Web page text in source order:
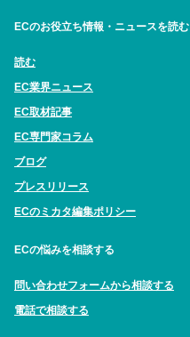
ECのお役立ち情報・ニュースを読む
読む
EC業界ニュース
EC取材記事
EC専門家コラム
ブログ
プレスリリース
ECのミカタ編集ポリシー
ECの悩みを相談する
問い合わせフォームから相談する
電話で相談する